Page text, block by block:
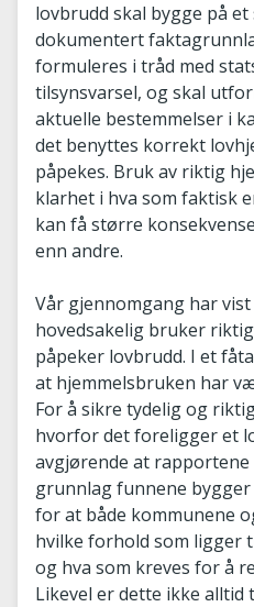
lovbrudd skal bygge på
dokumentert
formuleres i tråd med
tilsynsvarsel, og skal
aktuelle bestemmelser i
det benyttes korrekt
påpekes. Bruk av riktig
klarhet i hva som faktisk
kan få større
enn andre.
Vår gjennomgang har
hovedsakelig bruker
påpeker lovbrudd. I et
at hjemmelsbruken har
For å sikre tydelig og
hvorfor det foreligger et
avgjørende at
grunnlag funnene
for at både kommunene
hvilke forhold som ligger
og hva som kreves for å
Likevel er dette ikke